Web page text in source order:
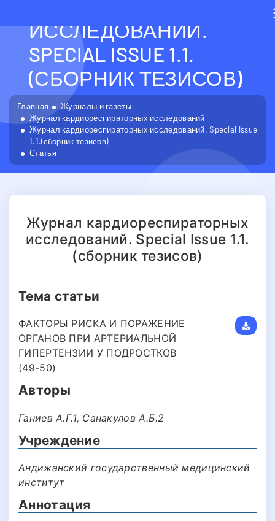
ИССЛЕДОВАНИЙ.
SPECIAL ISSUE 1.1.
(СБОРНИК ТЕЗИСОВ)
Главная
Журналы и газеты
Журнал кардиореспираторных исследований
Журнал кардиореспираторных исследований. Special Issue
1.1.(сборник тезисов)
Статья
Журнал кардиореспираторных
исследований. Special Issue 1.1.
(сборник тезисов)
Тема статьи
ФАКТОРЫ РИСКА И ПОРАЖЕНИЕ
ОРГАНОВ ПРИ АРТЕРИАЛЬНОЙ
ГИПЕРТЕНЗИИ У ПОДРОСТКОВ
(49-50)
Авторы
Ганиев А.Г.1, Санакулов А.Б.2
Учреждение
Андижанский государственный медицинский
институт
Аннотация